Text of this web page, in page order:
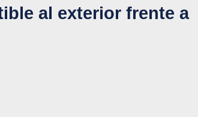
al exterior frente a